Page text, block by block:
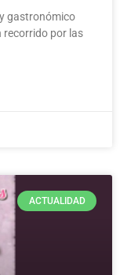
gastronómico
recorrido por las
ACTUALIDAD